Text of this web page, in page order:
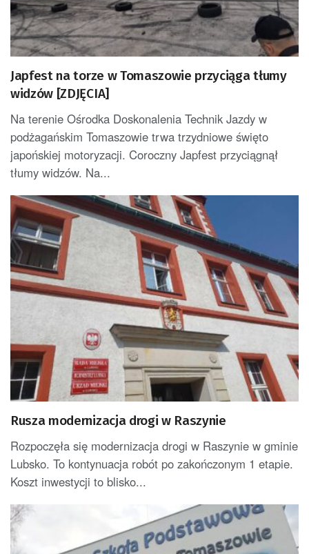
Japfest na torze w Tomaszowie przyciąga tłumy
widzów [ZDJĘCIA]
Na terenie Ośrodka Doskonalenia Technik Jazdy w
podżagańskim Tomaszowie trwa trzydniowe święto
japońskiej motoryzacji. Coroczny Japfest przyciągnął
tłumy widzów. Na...
Rusza modernizacja drogi w Raszynie
Rozpoczęła się modernizacja drogi w Raszynie w gminie
Lubsko. To kontynuacja robót po zakończonym 1 etapie.
Koszt inwestycji to blisko...